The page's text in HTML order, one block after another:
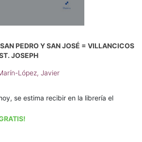
PEDRO Y SAN JOSÉ = VILLANCICOS
JOSEPH
López, Javier
se estima recibir en la librería el